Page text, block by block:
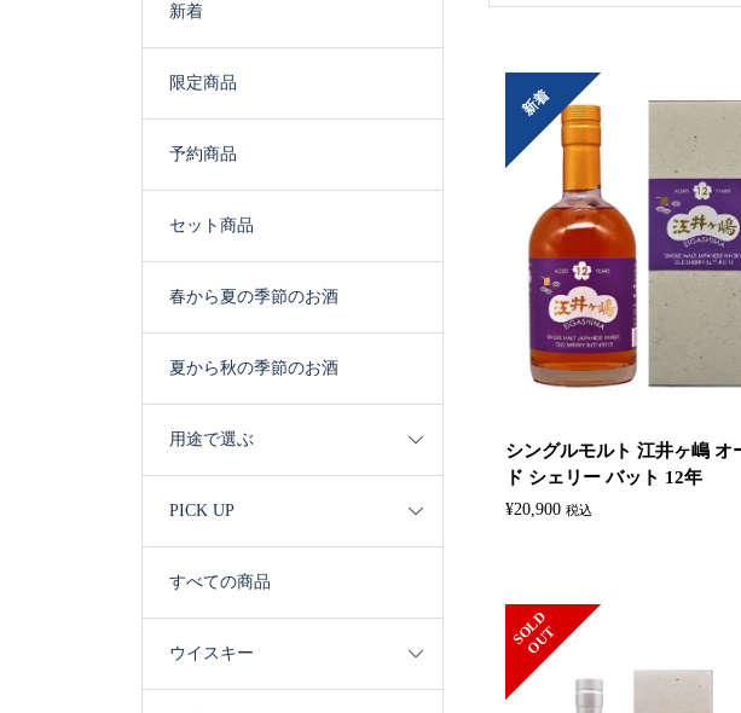
新着
シングルモルト 江井ヶ嶋 オ
ド シェリー バット 12年
¥20,900 税込
S
O
L
D
O
U
T
新着
限定商品
予約商品
セット商品
春から夏の季節のお酒
夏から秋の季節のお酒
用途で選ぶ
PICK UP
すべての商品
ウイスキー